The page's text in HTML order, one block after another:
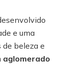
e uma
beleza e
aglomerado